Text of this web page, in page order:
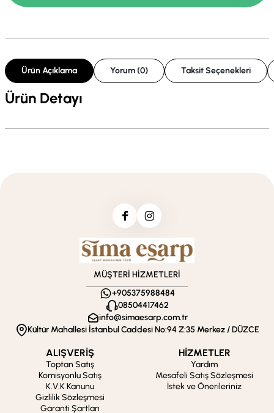
Ürün Açıklama Yorum (0) Taksit Seçenekleri
Ürün Detayı
MÜŞTERİ HİZMETLERİ
+905375988484
08504417462
info@simaesarp.com.tr
Kültür Mahallesi İstanbul Caddesi No:94 Z:35 Merkez / DÜZCE
ALIŞVERİŞ
Toptan Satış
Komisyonlu Satış
K.V.K Kanunu
Gizlilik Sözleşmesi
Garanti Şartları
HİZMETLER
Yardım
Mesafeli Satış Sözleşmesi
İstek ve Önerileriniz